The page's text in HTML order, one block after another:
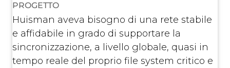
PROGETTO
Huisman aveva bisogno di una rete stabile
e affidabile in grado di supportare la
sincronizzazione, a livello globale, quasi in
tempo reale del proprio file system critico e